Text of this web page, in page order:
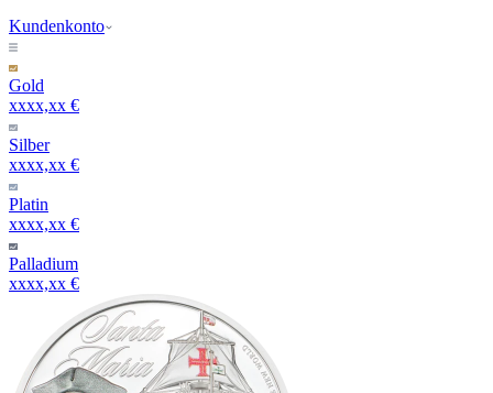
Kundenkonto
Gold
xxxx,xx €
Silber
xxxx,xx €
Platin
xxxx,xx €
Palladium
xxxx,xx €